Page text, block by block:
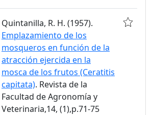
Quintanilla, R. H. (1957).
Emplazamiento de los
mosqueros en función de la
atracción ejercida en la
mosca de los frutos (Ceratitis
capitata). Revista de la
Facultad de Agronomía y
Veterinaria,14, (1),p.71-75